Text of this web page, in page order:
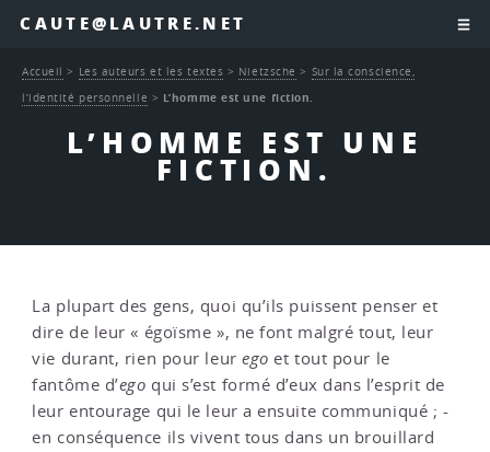
CAUTE@LAUTRE.NET
L’HOMME EST UNE
FICTION.
Accueil > Les auteurs et les textes > Nietzsche > Sur la conscience,
l’identité personnelle > L’homme est une fiction.
La plupart des gens, quoi qu’ils puissent penser et
dire de leur « égoïsme », ne font malgré tout, leur
vie durant, rien pour leurego et tout pour le
fantôme d’ego qui s’est formé d’eux dans l’esprit de
leur entourage qui le leur a ensuite communiqué ; -
en conséquence ils vivent tous dans un brouillard